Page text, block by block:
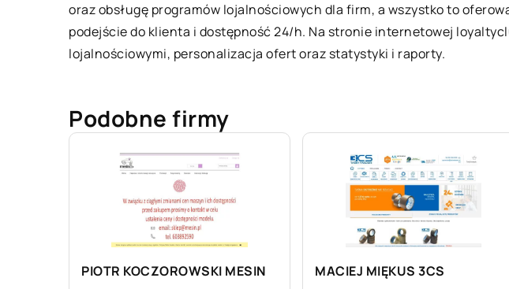
oraz obsługę programów lojalnościowych dla firm, a wszystko to
podejście do klienta i dostępność 24/h. Na stronie internetowej
lojalnościowymi, personalizacja ofert oraz statystyki i raporty.
Podobne firmy
PIOTR KOCZOROWSKI MESIN MACIEJ MIĘKUS 3CS